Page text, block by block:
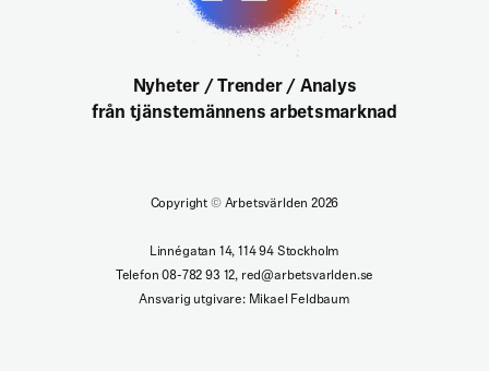
Nyheter / Trender / Analys
från tjänstemännens arbetsmarknad
Copyright ©Arbetsvärlden 2026
Linnégatan 14, 114 94 Stockholm
Telefon 08-782 93 12, red@arbetsvarlden.se
Ansvarig utgivare: Mikael Feldbaum